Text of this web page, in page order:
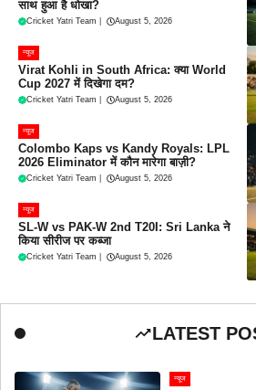
साथ हुआ है धोखा?
Cricket Yatri Team August 5, 2026
न्यूज
Virat Kohli in South Africa: क्या World
Cup 2027 में दिखेगा दम?
Cricket Yatri Team August 5, 2026
न्यूज
Colombo Kaps vs Kandy Royals: LPL
2026 Eliminator में कौन मारेगा बाज़ी?
Cricket Yatri Team August 5, 2026
न्यूज
SL-W vs PAK-W 2nd T20I: Sri Lanka ने
किया सीरीज पर कब्जा
Cricket Yatri Team August 5, 2026
LATEST
न्यूज